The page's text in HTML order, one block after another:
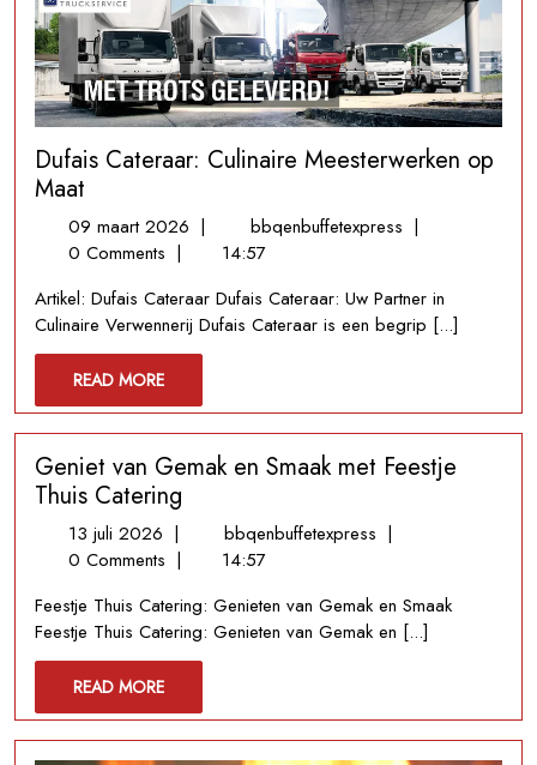
Dufais Cateraar: Culinaire Meesterwerken op
Maat
09 maart 2026 09
maart
| bbqenbuffetexpress Dufais
Meesterwerken
op
|
0 Comments |
14:57
Artikel: Dufais Cateraar Dufais Cateraar: Uw Partner in
Culinaire Verwennerij Dufais Cateraar is een begrip [...]
READ MOREREAD
MORE
Geniet van Gemak en Smaak met Feestje
Thuis Catering
13 juli 2026 13
juli
| bbqenbuffetexpress Geniet
en
Smaak
Thuis
Catering
|
0 Comments |
14:57
Feestje Thuis Catering: Genieten van Gemak en Smaak
Feestje Thuis Catering: Genieten van Gemak en [...]
READ MOREREAD
MORE